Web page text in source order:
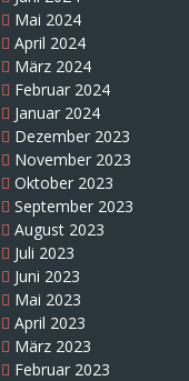
Mai 2024
April 2024
März 2024
Februar 2024
Januar 2024
Dezember 2023
November 2023
Oktober 2023
September 2023
August 2023
Juli 2023
Juni 2023
Mai 2023
April 2023
März 2023
Februar 2023